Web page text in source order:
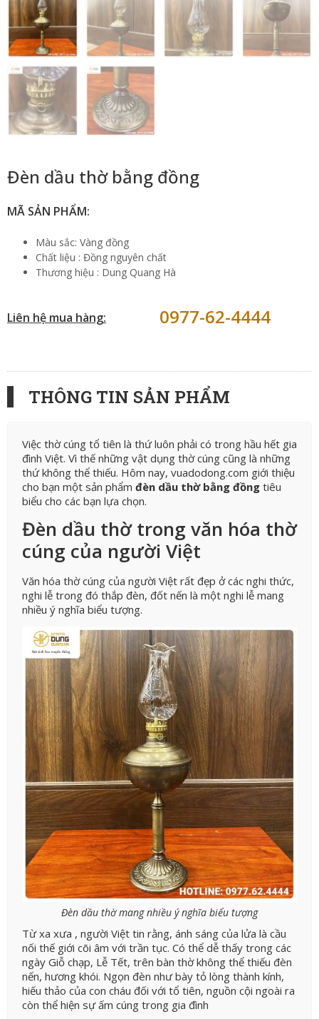
Đèn dầu thờ bằng đồng
MÃ SẢN PHẨM:
Màu sắc: Vàng đồng
Chất liệu : Đồng nguyên chất
Thương hiệu : Dung Quang Hà
Liên hệ mua hàng: 0977-62-4444
THÔNG TIN SẢN PHẨM
Việc thờ cúng tổ tiên là thứ luôn phải có trong hầu hết gia
đình Việt. Vì thế những vật dụng thờ cúng cũng là những
thứ không thể thiếu. Hôm nay, vuadodong.com giới thiệu
cho bạn một sản phẩm đèn dầu thờ bằng đồng tiêu
biểu cho các bạn lựa chọn.
Đèn dầu thờ trong văn hóa thờ
cúng của người Việt
Văn hóa thờ cúng của người Việt rất đẹp ở các nghi thức,
nghi lễ trong đó thắp đèn, đốt nến là một nghi lễ mang
nhiều ý nghĩa biểu tượng.
Đèn dầu thờ mang nhiều ý nghĩa biểu tượng
Từ xa xưa , người Việt tin rằng, ánh sáng của lửa là cầu
nối thế giới cõi âm với trần tục. Có thể dễ thấy trong các
ngày Giỗ chạp, Lễ Tết, trên bàn thờ không thể thiếu đèn
nến, hương khói. Ngọn đèn như bày tỏ lòng thành kính,
hiếu thảo của con cháu đối với tổ tiên, nguồn cội ngoài ra
còn thể hiện sự ấm cúng trong gia đình